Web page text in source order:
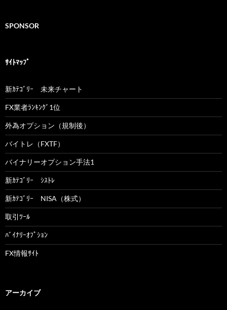
SPONSOR
ｻｲﾄﾏｯﾌﾟ
新ｶﾃｺﾞﾘｰ 未来チャート
FX業者ﾗﾝｷﾝｸﾞ1位
外為オプション（規制後）
バイトレ（FXTF）
バイナリーオプション手法1
新ｶﾃｺﾞﾘｰ ｼｽﾄﾚ
新ｶﾃｺﾞﾘｰ NISA（株式）
取引ﾂｰﾙ
ﾊﾞｲﾅﾘｰｵﾌﾟｼｮﾝ
FX情報ｻｲﾄ
アーカイブ